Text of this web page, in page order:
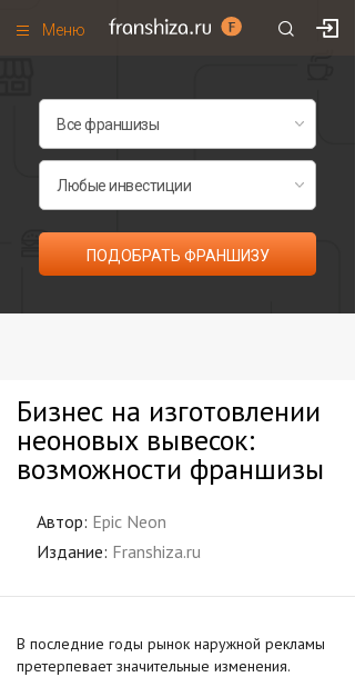
Меню
Франшизы по категориям
Рейтинг франшиз
Все франшизы списком
ПОДОБРАТЬ ФРАНШИЗУ
Бизнес на изготовлении
неоновых вывесок:
возможности франшизы
Автор: Epic Neon
Издание: Franshiza.ru
В последние годы рынок наружной рекламы
претерпевает значительные изменения.